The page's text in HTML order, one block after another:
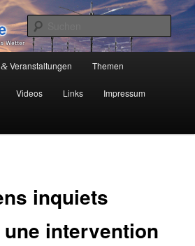
das Wetter
&Veranstaltungen Themen
Videos Links Impressum
inquiets
intervention